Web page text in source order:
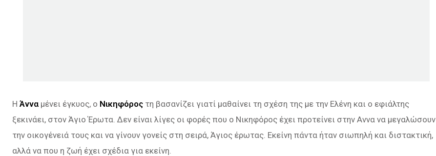
Η Άννα μένει έγκυος, ο Νικηφόρος τη βασανίζει γιατί μαθαίνει τη σχέση της με την Ελένη και ο εφιάλτης
ξεκινάει, στον Άγιο Έρωτα. Δεν είναι λίγες οι φορές που ο Νικηφόρος έχει προτείνει στην Αννα να μεγαλώσουν
την οικογένειά τους και να γίνουν γονείς στη σειρά, Άγιος έρωτας. Εκείνη πάντα ήταν σιωπηλή και διστακτική,
αλλά να που η ζωή έχει σχέδια για εκείνη.